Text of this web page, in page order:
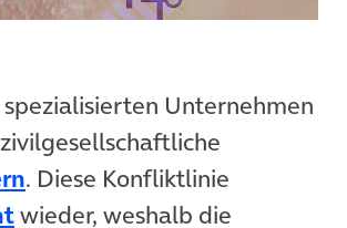
Unternehmen
Tab)
(öffnet in neuem Tab)
. Diese Konfliktlinie
(öffnet in neuem Tab)
wieder, weshalb die